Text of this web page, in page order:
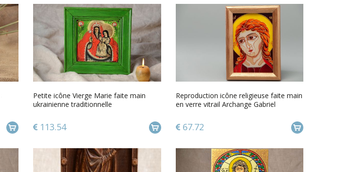
Petite icône Vierge Marie faite main
ukrainienne traditionnelle
113.54
Reproduction icône religieuse faite main
en verre vitrail Archange Gabriel
67.72